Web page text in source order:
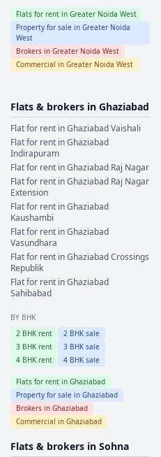
Flats for rent in Greater Noida West
Property for sale in Greater Noida
West
Brokers in Greater Noida West
Commercial in Greater Noida West
Flats & brokers in Ghaziabad
Flat for rent inGhaziabadVaishali
Flat for rent inGhaziabad
Indirapuram
Flat for rent inGhaziabad Raj Nagar
Flat for rent inGhaziabad Raj Nagar
Extension
Flat for rent inGhaziabad
Kaushambi
Flat for rent inGhaziabad
Vasundhara
Flat for rent inGhaziabadCrossings
Republik
Flat for rent inGhaziabad
Sahibabad
BY BHK
2 BHK rent 2 BHK sale
3 BHK rent 3 BHK sale
4 BHK rent 4 BHK sale
Flats for rent in Ghaziabad
Property for sale in Ghaziabad
Brokers in Ghaziabad
Commercial in Ghaziabad
Flats & brokers in Sohna